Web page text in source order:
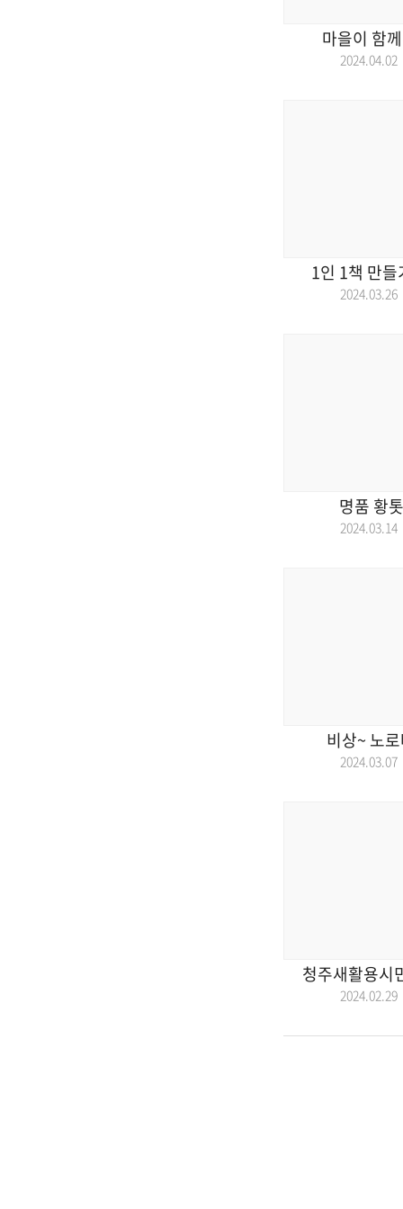
마을이 함
1인 1책 만
명품 황
비상~ 노
청주새활용시